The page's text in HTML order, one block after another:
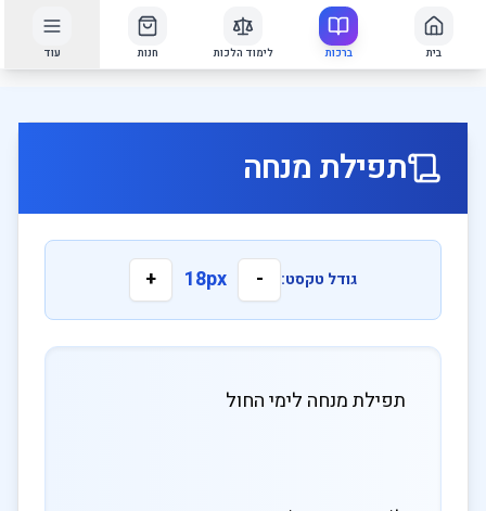
בית ברכות לימוד הלכות חנות עוד
תפילת מנחה
גודל טקסט: -
18px
+